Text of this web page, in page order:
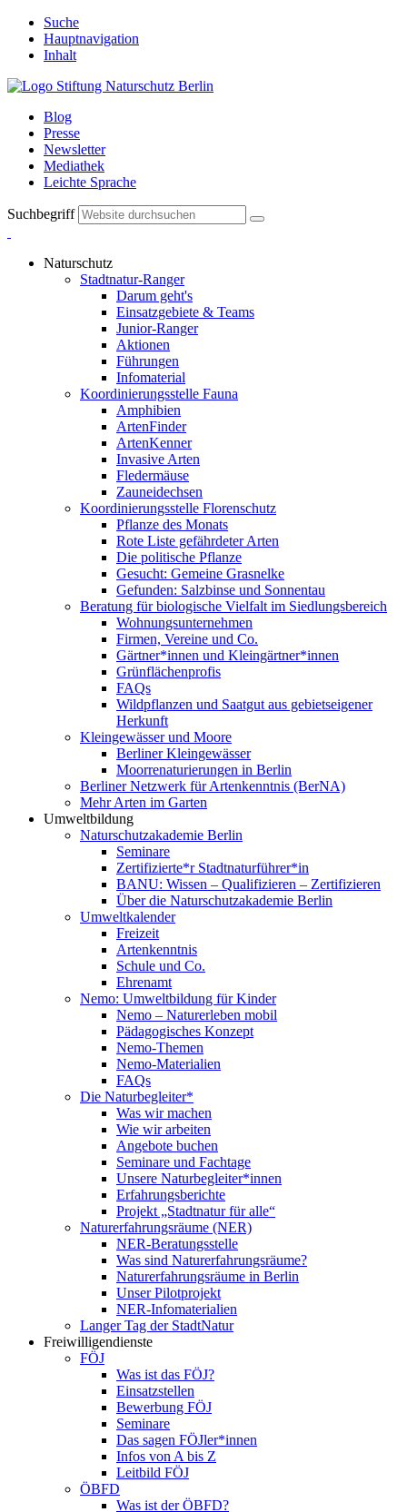
Suche
Hauptnavigation
Inhalt
Blog
Presse
Newsletter
Mediathek
Leichte Sprache
Suchbegriff
Naturschutz
Stadtnatur-Ranger
Darum geht's
Einsatzgebiete & Teams
Junior-Ranger
Aktionen
Führungen
Infomaterial
Koordinierungsstelle Fauna
Amphibien
ArtenFinder
ArtenKenner
Invasive Arten
Fledermäuse
Zauneidechsen
Koordinierungsstelle Florenschutz
Pflanze des Monats
Rote Liste gefährdeter Arten
Die politische Pflanze
Gesucht: Gemeine Grasnelke
Gefunden: Salzbinse und Sonnentau
Beratung für biologische Vielfalt im Siedlungsbereich
Wohnungsunternehmen
Firmen, Vereine und Co.
Gärtner*innen und Kleingärtner*innen
Grünflächenprofis
FAQs
Wildpflanzen und Saatgut aus gebietseigener
Herkunft
Kleingewässer und Moore
Berliner Kleingewässer
Moorrenaturierungen in Berlin
Berliner Netzwerk für Artenkenntnis (BerNA)
Mehr Arten im Garten
Umweltbildung
Naturschutzakademie Berlin
Seminare
Zertifizierte*r Stadtnaturführer*in
BANU: Wissen – Qualifizieren – Zertifizieren
Über die Naturschutzakademie Berlin
Umweltkalender
Freizeit
Artenkenntnis
Schule und Co.
Ehrenamt
Nemo: Umweltbildung für Kinder
Nemo – Naturerleben mobil
Pädagogisches Konzept
Nemo-Themen
Nemo-Materialien
FAQs
Die Naturbegleiter*
Was wir machen
Wie wir arbeiten
Angebote buchen
Seminare und Fachtage
Unsere Naturbegleiter*innen
Erfahrungsberichte
Projekt „Stadtnatur für alle“
Naturerfahrungsräume (NER)
NER-Beratungsstelle
Was sind Naturerfahrungsräume?
Naturerfahrungsräume in Berlin
Unser Pilotprojekt
NER-Infomaterialien
Langer Tag der StadtNatur
Freiwilligendienste
FÖJ
Was ist das FÖJ?
Einsatzstellen
Bewerbung FÖJ
Seminare
Das sagen FÖJler*innen
Infos von A bis Z
Leitbild FÖJ
ÖBFD
Was ist der ÖBFD?